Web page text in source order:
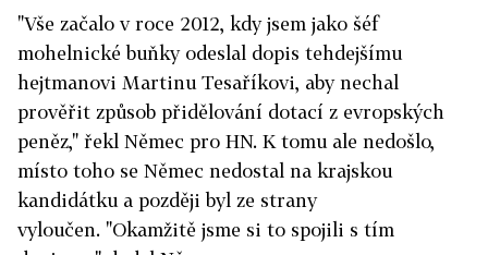
"Vše začalo v roce 2012, kdy jsem jako šéf
mohelnické buňky odeslal dopis tehdejšímu
hejtmanovi Martinu Tesaříkovi, aby nechal
prověřit způsob přidělování dotací z evropských
peněz," řekl Němec pro HN. K tomu ale nedošlo,
místo toho se Němec nedostal na krajskou
kandidátku a později byl ze strany
vyloučen. "Okamžitě jsme si to spojili s tím